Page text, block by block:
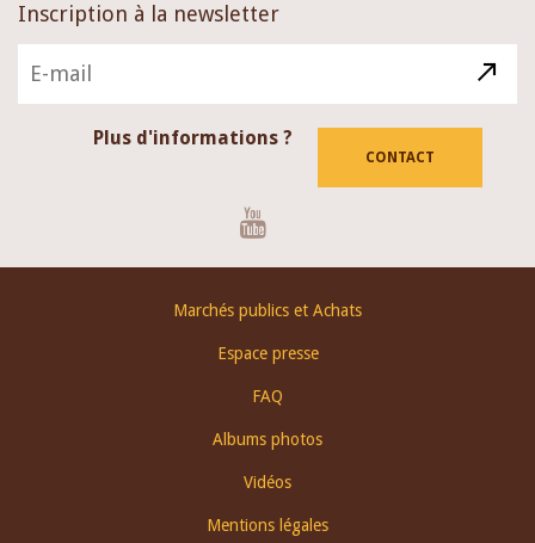
Inscription à la newsletter
Plus d'informations ?
CONTACT
Marchés publics et Achats
Espace presse
FAQ
Albums photos
Vidéos
Mentions légales